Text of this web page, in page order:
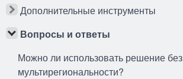
Дополнительные инструменты
Вопросы и ответы
Можно ли использовать решение без
мультирегиональности?